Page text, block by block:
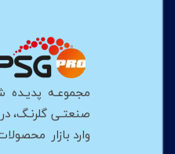
مجموعـه پدیـده
صنعتـی گلرنـگ، در سـال 1398
وارد بازار